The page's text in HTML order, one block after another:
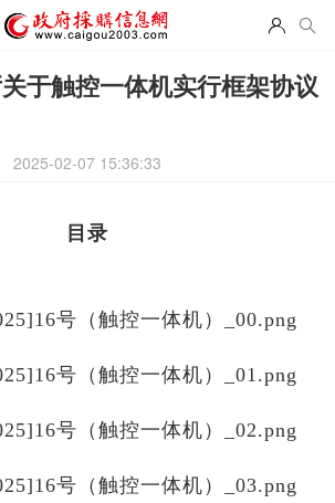
于触控一体机实行框架协议
2025-02-07 15:36:33
目录